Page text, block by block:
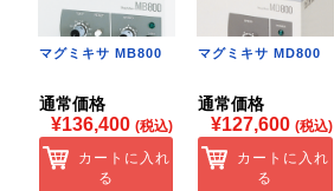
マグミキサ MB800
通常価格
¥136,400(税込)
カートに入れ
る
マグミキサ MD800
通常価格
¥127,600 (税込)
カートに入れ
る